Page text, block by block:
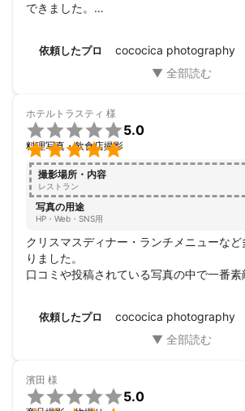
できました。
スタッフ一同撮影に慣れていないこともあ
たですが「こうした方がいいかもしれない
人柄もとても良く、落ち着いた方で楽し
すことができました。
cococica photography様を選んで本当に良
ありがとうございました。
また機会ありましたらその時はお声掛けさ
と思いますので、どうぞよろしくお願いし
依頼したプロ cococica photography
ホテルトラスティ 様


5.0
料理写真・飲食店撮影
撮影場所・内容
レストラン
写真の用途
HP・Web・SNS用
クリスマスディナー・ランチメニューな
りました。
口コミや投稿されている写真の中で一番素
晴らしい対応でした。
次回もまたお願いしようと思います。
依頼したプロ cococica photography
濱田 様
5.0